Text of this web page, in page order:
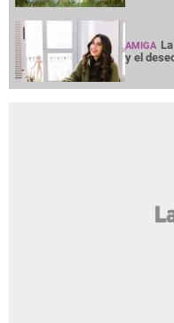
AMIGA
y el